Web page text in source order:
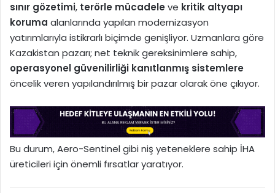
sınır gözetimi, terörle mücadeleve kritik altyapı
koruma alanlarında yapılan modernizasyon
yatırımlarıyla istikrarlı biçimde genişliyor. Uzmanlara göre
Kazakistan pazarı; net teknik gereksinimlere sahip,
operasyonel güvenilirliği kanıtlanmış sistemlere
öncelik veren yapılandırılmış bir pazar olarak öne çıkıyor.
Bu durum, Aero-Sentinel gibi niş yeteneklere sahip İHA
üreticileri için önemli fırsatlar yaratıyor.